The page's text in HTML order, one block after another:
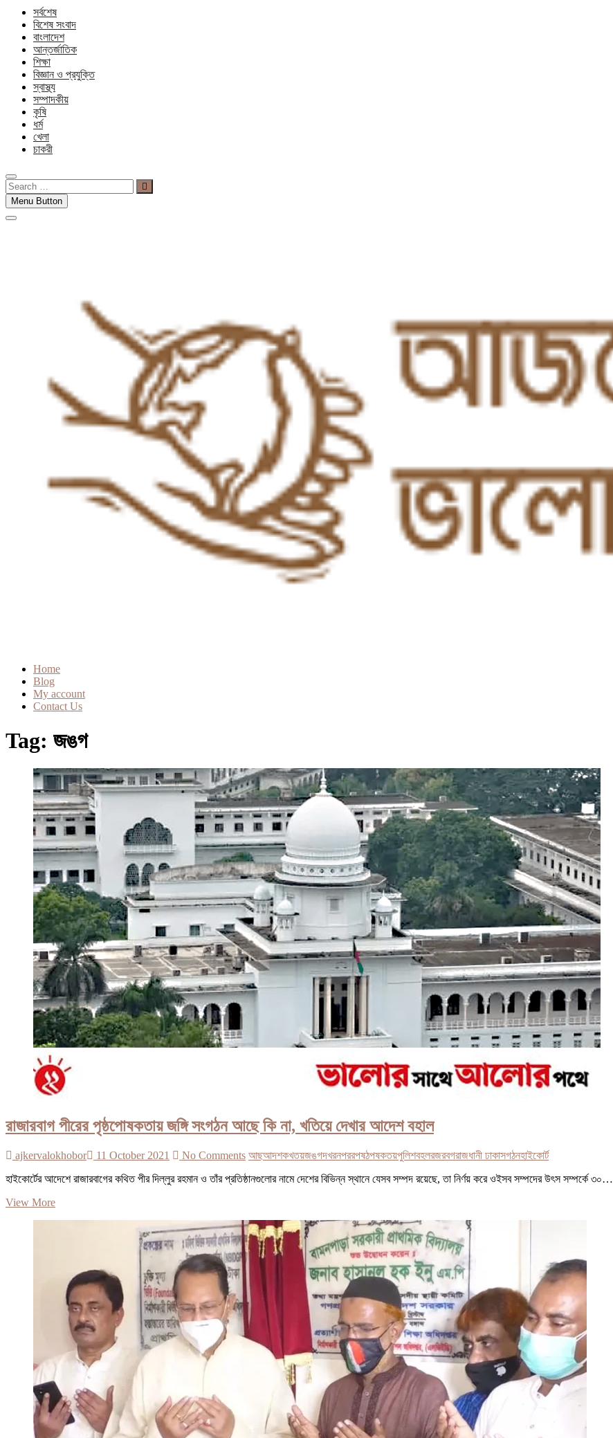
সর্বশেষ
বিশেষ সংবাদ
বাংলাদেশ
আন্তর্জাতিক
শিক্ষা
বিজ্ঞান ও প্রযুক্তি
স্বাস্থ্য
সম্পাদকীয়
কৃষি
ধর্ম
খেলা
চাকরী
Search
…Menu Button
Home
Blog
My account
Contact Us
Tag: জঙগ
রাজারবাগ পীরের পৃষ্ঠপোষকতায় জঙ্গি সংগঠন আছে কি না, খতিয়ে দেখার আদেশ বহাল
ajkervalokhobor 11 October 2021 No Comments আছআদশকখতয়জঙগদখরনপররপষঠপষকতয়পুলিশবহলরজরবগরাজধানী ঢাকাসগঠনহাইকোর্ট
হাইকোর্টের আদেশে রাজারবাগের কথিত পীর দিল্লুর রহমান ও তাঁর প্রতিষ্ঠানগুলোর নামে দেশের বিভিন্ন স্থানে যেসব সম্পদ রয়েছে, তা নির্ণয় করে ওইসব সম্পদের উৎস সম্পর্কে ৩০…
View Moreরাজারবাগ
খতিয়ে
দেখার
আদেশ